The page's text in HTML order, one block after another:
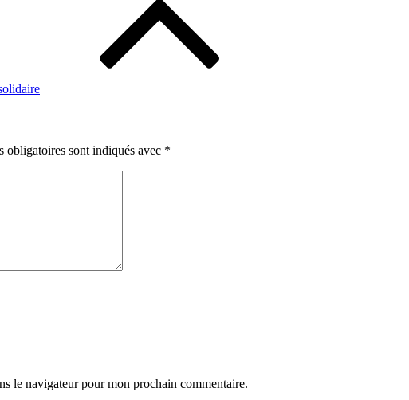
obligatoires sont indiqués avec *
le navigateur pour mon prochain commentaire.